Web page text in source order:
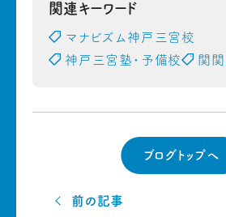
関連キーワード
マナビズム神戸三宮校
神戸三宮塾・予備校
関
前の記事
ブログトップへ